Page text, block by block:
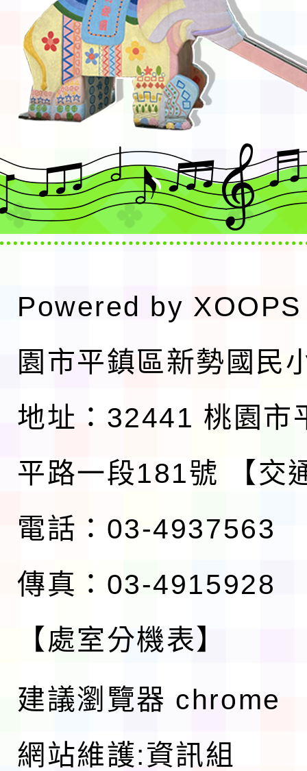
Powered by XOOPS
園市平鎮區新勢國民
地址：32441 桃園市
平路一段181號
【交
電話：03-4937563
傳真：03-4915928
【處室分機表】
建議瀏覽器 chrome
網站維護:資訊組